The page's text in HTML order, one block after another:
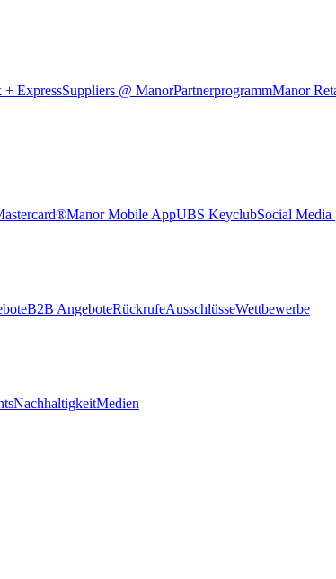
+ ExpressSuppliers @ ManorPartnerprogrammManor
Manor Mobile AppUBS KeyclubSocial
B2B AngeboteRückrufeAusschlüsseWettbewerbe
NachhaltigkeitMedien